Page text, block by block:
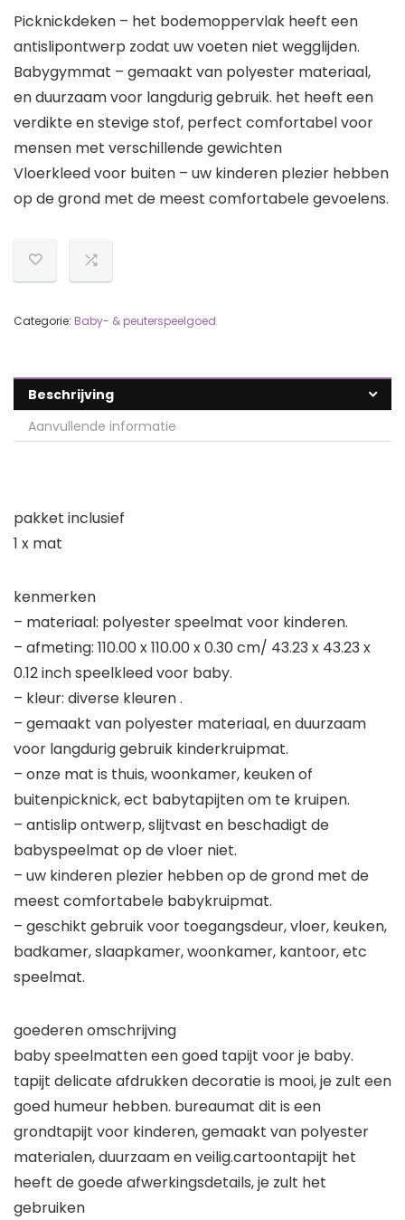
Picknickdeken – het bodemoppervlak heeft een
antislipontwerp zodat uw voeten niet wegglijden.
Babygymmat – gemaakt van polyester materiaal,
en duurzaam voor langdurig gebruik. het heeft een
verdikte en stevige stof, perfect comfortabel voor
mensen met verschillende gewichten
Vloerkleed voor buiten – uw kinderen plezier hebben
op de grond met de meest comfortabele gevoelens.
Categorie: Baby- & peuterspeelgoed
Beschrijving
Aanvullende informatie
pakket inclusief
1 x mat
kenmerken
– materiaal: polyester speelmat voor kinderen.
– afmeting: 110.00 x 110.00 x 0.30 cm/ 43.23 x 43.23 x
0.12 inch speelkleed voor baby.
– kleur: diverse kleuren .
– gemaakt van polyester materiaal, en duurzaam
voor langdurig gebruik kinderkruipmat.
– onze mat is thuis, woonkamer, keuken of
buitenpicknick, ect babytapijten om te kruipen.
– antislip ontwerp, slijtvast en beschadigt de
babyspeelmat op de vloer niet.
– uw kinderen plezier hebben op de grond met de
meest comfortabele babykruipmat.
– geschikt gebruik voor toegangsdeur, vloer, keuken,
badkamer, slaapkamer, woonkamer, kantoor, etc
speelmat.
goederen omschrijving
baby speelmatten een goed tapijt voor je baby.
tapijt delicate afdrukken decoratie is mooi, je zult een
goed humeur hebben. bureaumat dit is een
grondtapijt voor kinderen, gemaakt van polyester
materialen, duurzaam en veilig.cartoontapijt het
heeft de goede afwerkingsdetails, je zult het
gebruiken